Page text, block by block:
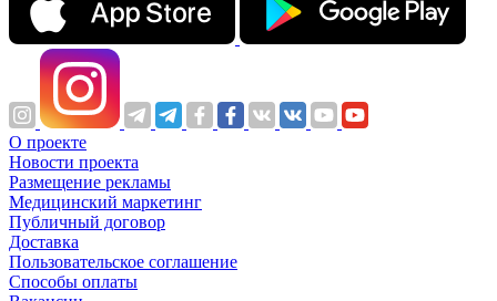
О проекте
Новости проекта
Размещение рекламы
Медицинский маркетинг
Публичный договор
Доставка
Пользовательское соглашение
Способы оплаты